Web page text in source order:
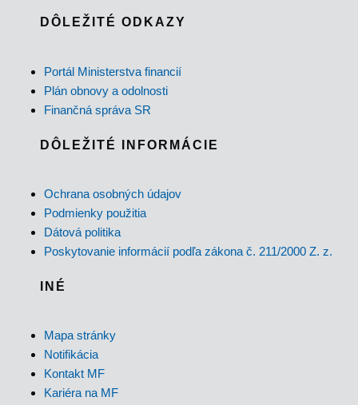
DÔLEŽITÉ ODKAZY
Portál Ministerstva financií
Plán obnovy a odolnosti
Finančná správa SR
DÔLEŽITÉ INFORMÁCIE
Ochrana osobných údajov
Podmienky použitia
Dátová politika
Poskytovanie informácií podľa zákona č. 211/2000 Z. z.
INÉ
Mapa stránky
Notifikácia
Kontakt MF
Kariéra na MF